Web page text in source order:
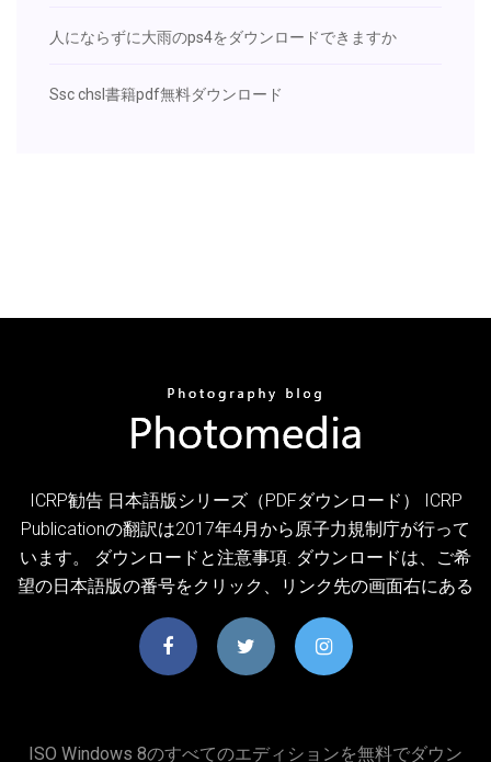
人にならずに大雨のps4をダウンロードできますか
Ssc chsl書籍pdf無料ダウンロード
ICRP勧告 日本語版シリーズ（PDFダウンロード） ICRP
Publicationの翻訳は2017年4月から原子力規制庁が行って
います。 ダウンロードと注意事項. ダウンロードは、ご希
望の日本語版の番号をクリック、リンク先の画面右にある
ISO Windows 8のすべてのエディションを無料でダウン